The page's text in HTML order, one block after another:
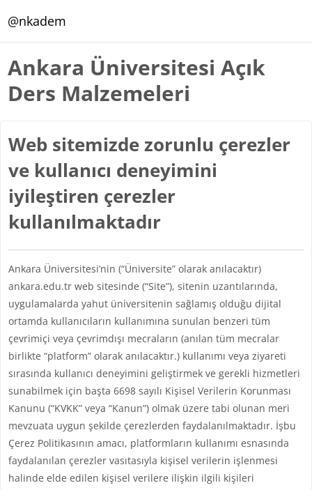
@nkadem
Ankara Üniversitesi Açık
Ders Malzemeleri
Web sitemizde zorunlu çerezler
ve kullanıcı deneyimini
iyileştiren çerezler
kullanılmaktadır
Ankara Üniversitesi’nin (“Üniversite” olarak anılacaktır)
ankara.edu.tr web sitesinde (“Site”), sitenin uzantılarında,
uygulamalarda yahut üniversitenin sağlamış olduğu dijital
ortamda kullanıcıların kullanımına sunulan benzeri tüm
çevrimiçi veya çevrimdışı mecraların (anılan tüm mecralar
birlikte “platform” olarak anılacaktır.) kullanımı veya ziyareti
sırasında kullanıcı deneyimini geliştirmek ve gerekli hizmetleri
sunabilmek için başta 6698 sayılı Kişisel Verilerin Korunması
Kanunu (“KVKK” veya “Kanun”) olmak üzere tabi olunan meri
mevzuata uygun şekilde çerezlerden faydalanılmaktadır. İşbu
Çerez Politikasının amacı, platformların kullanımı esnasında
faydalanılan çerezler vasıtasıyla kişisel verilerin işlenmesi
halinde elde edilen kişisel verilere ilişkin ilgili kişileri